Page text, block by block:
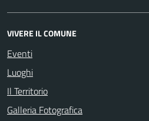
VIVERE IL COMUNE
Eventi
Luoghi
Il Territorio
Galleria Fotografica